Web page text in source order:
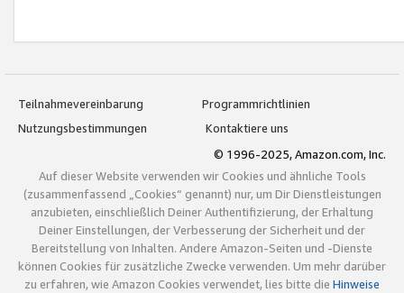
Teilnahmevereinbarung
Programmrichtlinien
Nutzungsbestimmungen
Kontaktiere uns
© 1996-2025, Amazon.com, Inc.
Auf dieser Website verwenden wir Cookies und ähnliche Tools
(zusammenfassend „Cookies“ genannt) nur, um Dir Dienstleistungen
anzubieten, einschließlich Deiner Authentifizierung, der Erhaltung
Deiner Einstellungen, der Verbesserung der Sicherheit und der
Bereitstellung von Inhalten. Andere Amazon-Seiten und -Dienste
können Cookies für zusätzliche Zwecke verwenden. Um mehr darüber
zu erfahren, wie Amazon Cookies verwendet, lies bitte die Hinweise